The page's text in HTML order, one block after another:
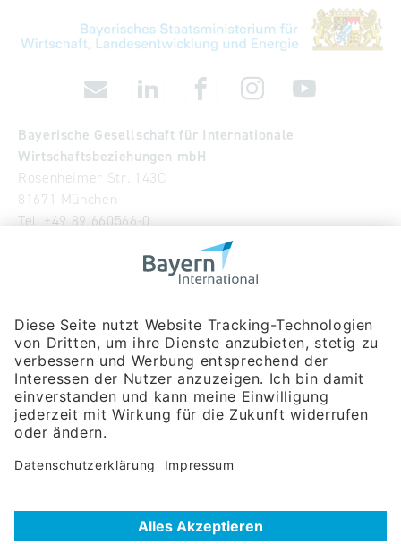
Bayerische Gesellschaft für Internationale
Wirtschaftsbeziehungen mbH
Rosenheimer Str. 143C
81671 München
Tel: +49 89 660566-0
Publikationen
Newsroom
Impressum
Datenschutzerklärung
Barrierefreiheitserklärung
Veranstaltungssuche
Unternehmerreisen